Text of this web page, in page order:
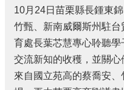
政
府
資
訊
公
10月24日苗栗縣長鍾東
竹甄、新南威爾斯州駐
育處長葉芯慧專心聆聽
交流新知的收穫，並關心
來自國立苑高的蔡喬安